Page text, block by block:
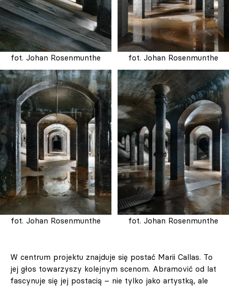
fot. Johan Rosenmunthe fot. Johan Rosenmunthe
fot. Johan Rosenmunthe fot. Johan Rosenmunthe
W centrum projektu znajduje się postać Marii Callas. To
jej głos towarzyszy kolejnym scenom. Abramović od lat
fascynuje się jej postacią – nie tylko jako artystką, ale